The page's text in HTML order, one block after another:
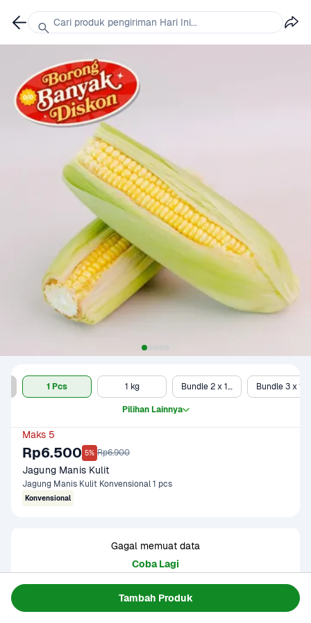
Tambah Produk
1 Pcs 1 kg Bundle 2 x 1 kg
Pilihan Lainnya
Maks 5
Rp6.500 5% Rp6.900
Jagung Manis Kulit
Jagung Manis Kulit Konvensional 1 pcs
Konvensional
Gagal memuat data
Coba Lagi
Informasi Produk
Cari produk pengiriman Hari Ini...